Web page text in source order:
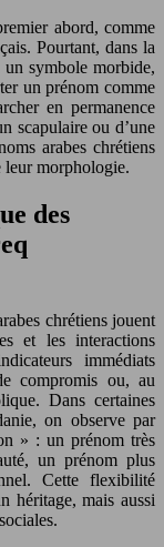
abord, comme
Pourtant, dans la
un symbole morbide,
un prénom comme
en permanence
scapulaire ou d’une
arabes chrétiens
leur morphologie.
des
chrétiens jouent
et les interactions
immédiats
compromis ou, au
Dans certaines
on observe par
» : un prénom très
un prénom plus
Cette flexibilité
héritage, mais aussi